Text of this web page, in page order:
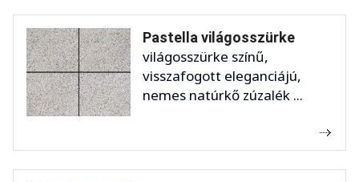
Pastella világosszürke
világosszürke színű,
visszafogott eleganciájú,
nemes natúrkő zúzalék ...